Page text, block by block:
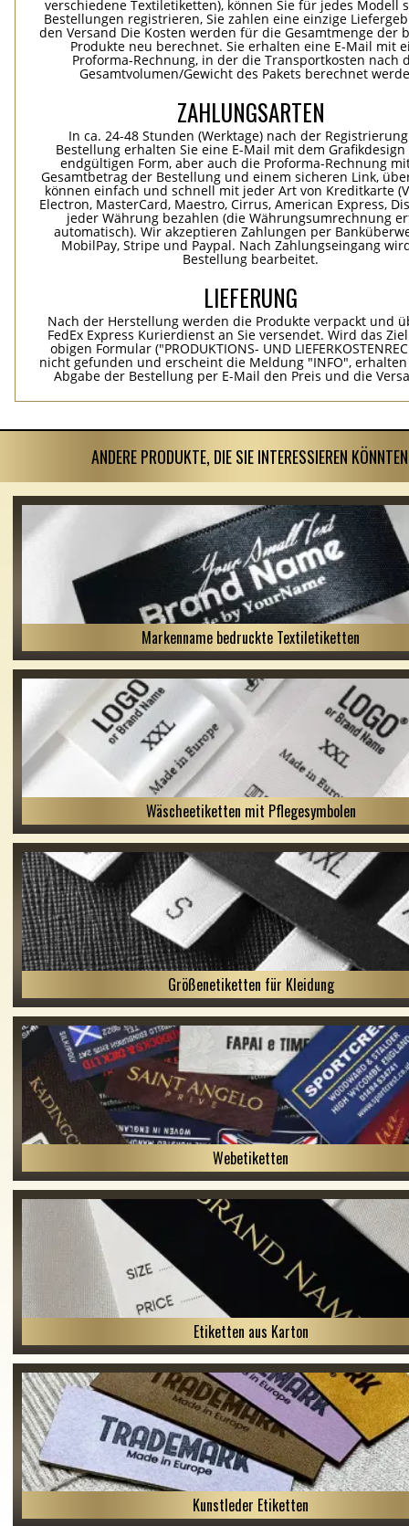
verschiedene Textiletiketten), können Sie für jedes Modell
Bestellungen registrieren, Sie zahlen eine einzige
den Versand Die Kosten werden für die Gesamtmenge der
Produkte neu berechnet. Sie erhalten eine E-Mail mit
Proforma-Rechnung, in der die Transportkosten nach
Gesamtvolumen/Gewicht des Pakets berechnet
ZAHLUNGSARTEN
In ca. 24-48 Stunden (Werktage) nach der
Bestellung erhalten Sie eine E-Mail mit dem
endgültigen Form, aber auch die Proforma-Rechnung
Gesamtbetrag der Bestellung und einem sicheren Link,
können einfach und schnell mit jeder Art von Kreditkarte
Electron, MasterCard, Maestro, Cirrus, American Express,
jeder Währung bezahlen (die Währungsumrechnung
automatisch). Wir akzeptieren Zahlungen per
MobilPay, Stripe und Paypal. Nach Zahlungseingang
Bestellung bearbeitet.
LIEFERUNG
Nach der Herstellung werden die Produkte verpackt und
FedEx Express Kurierdienst an Sie versendet. Wird das
obigen Formular ("PRODUKTIONS- UND
nicht gefunden und erscheint die Meldung "INFO", erhalten
Abgabe der Bestellung per E-Mail den Preis und die
ANDERE PRODUKTE, DIE SIE INTERESSIEREN
Markenname bedruckte Textiletiketten
Wäscheetiketten mit Pflegesymbolen
Größenetiketten für Kleidung
Webetiketten
Etiketten aus Karton
Kunstleder Etiketten